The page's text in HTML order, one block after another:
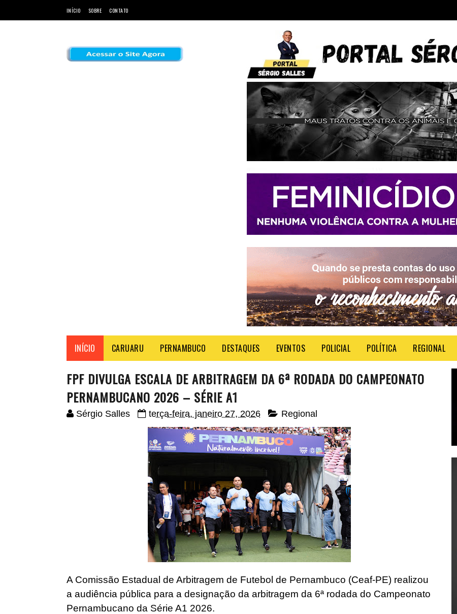
INÍCIO SOBRE CONTATO
INÍCIO CARUARU PERNAMBUCO DESTAQUES EVENTOS POLICIAL POLÍTICA REGIONAL
FPF DIVULGA ESCALA DE ARBITRAGEM DA 6ª RODADA DO CAMPEONATO
PERNAMBUCANO 2026 – SÉRIE A1
Sérgio Salles terça-feira, janeiro 27, 2026 Regional
A Comissão Estadual de Arbitragem de Futebol de Pernambuco (Ceaf-PE) realizou
a audiência pública para a designação da arbitragem da 6ª rodada do Campeonato
Pernambucano da Série A1 2026.